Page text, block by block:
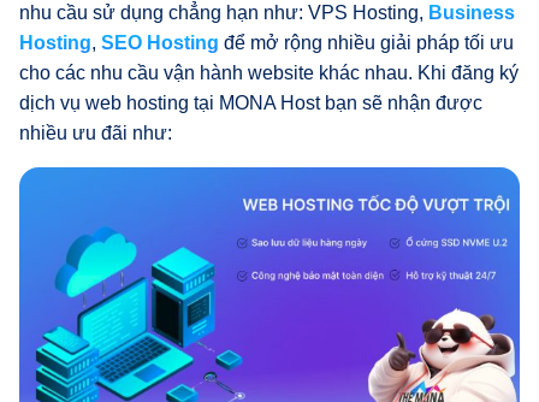
nhu cầu sử dụng chẳng hạn như: VPS Hosting, Business
Hosting, SEO Hosting để mở rộng nhiều giải pháp tối ưu
cho các nhu cầu vận hành website khác nhau. Khi đăng ký
dịch vụ web hosting tại MONA Host bạn sẽ nhận được
nhiều ưu đãi như: